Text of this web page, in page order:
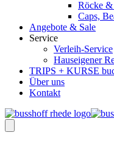
Röcke
Caps,
Angebote & Sale
Service
Verleih-Service
Hauseigener
TRIPS + KURSE
Über uns
Kontakt